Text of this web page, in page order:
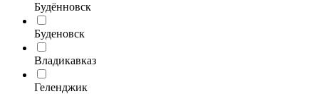
Будённовск
Буденовск
Владикавказ
Геленджик